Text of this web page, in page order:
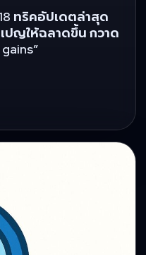
ทริคอัปเดตล่าสุด
ปญให้ฉลาดขึ้น กวาด